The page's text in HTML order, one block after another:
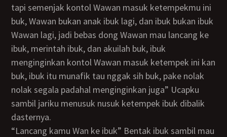
tapi semenjak kontol Wawan masuk ketempekmu ini
buk, Wawan bukan anak ibuk lagi, dan ibuk bukan ibuk
Wawan lagi, jadi bebas dong Wawan mau lancang ke
ibuk, merintah ibuk, dan akuilah buk, ibuk
menginginkan kontol Wawan masuk ketempek ini kan
buk, ibuk itu munafik tau nggak sih buk, pake nolak
nolak segala padahal menginginkan juga” Ucapku
sambil jariku menusuk nusuk ketempek ibuk dibalik
dasternya.
“Lancang kamu Wan ke ibuk” Bentak ibuk sambil mau